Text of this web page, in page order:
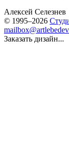
Алексей Селезнев
© 1995–2026
Заказать дизайн...